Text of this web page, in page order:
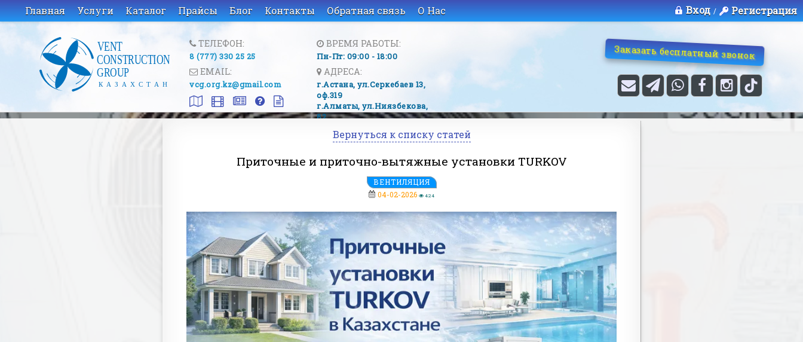
Главная Услуги Каталог Прайсы Блог Контакты Обратная связь О Нас Вход / Регистрация
ТЕЛЕФОН:
8 (777) 330 25 25
ВРЕМЯ РАБОТЫ:
Пн-Пт: 09:00 - 18:00
EMAIL:
vcg.org.kz@gmail.com
АДРЕСА:
г.Астана, ​ул.Серкебаев 13,
оф.319
г.Алматы, ​ул.Ниязбекова,
82
Заказать бесплатный звонок
Вернуться к списку статей
Приточные и приточно-вытяжные установки TURKOV
ВЕНТИЛЯЦИЯ
04-02-2026
424